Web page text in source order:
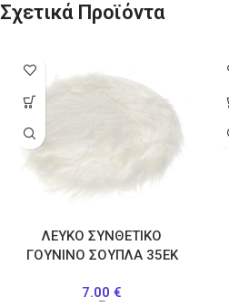
Σχετικά Προϊόντα
ΛΕΥΚΟ ΣΥΝΘΕΤΙΚΟ
ΓΟΥΝΙΝΟ ΣΟΥΠΛΑ 35ΕΚ
7.00 €
–